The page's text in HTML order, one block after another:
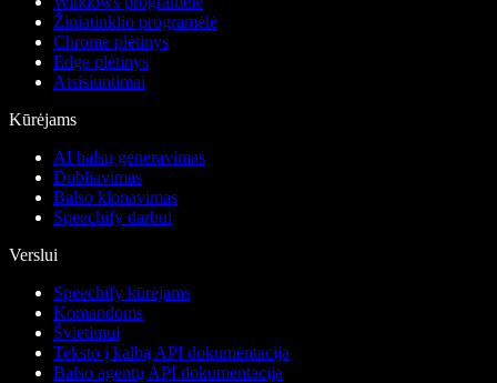
Žiniatinklio programėlė
Chrome plėtinys
Edge plėtinys
Atsisiuntimai
Kūrėjams
AI balsų generavimas
Dubliavimas
Balso klonavimas
Speechify darbui
Verslui
Speechify kūrėjams
Komandoms
Švietimui
Teksto į kalbą API dokumentacija
Balso agentų API dokumentacija